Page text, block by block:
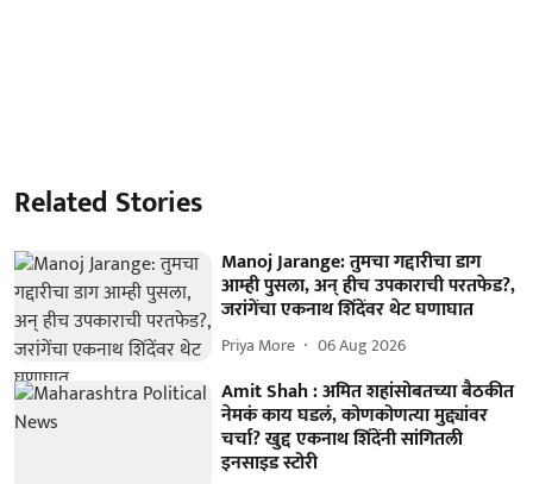
Related Stories
Manoj Jarange: तुमचा गद्दारीचा डाग
आम्ही पुसला, अन् हीच उपकाराची परतफेड?,
जरांगेंचा एकनाथ शिंदेंवर थेट घणाघात
Priya More 06 Aug 2026
Amit Shah : अमित शहांसोबतच्या बैठकीत
नेमकं काय घडलं, कोणकोणत्या मुद्द्यांवर
चर्चा? खुद्द एकनाथ शिंदेंनी सांगितली
इनसाइड स्टोरी